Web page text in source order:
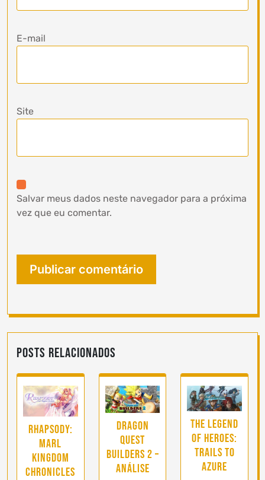
E-mail
Site
Salvar meus dados neste navegador para a próxima
vez que eu comentar.
Posts Relacionados
Rhapsody:
Marl
Kingdom
Chronicles
Dragon
Quest
Builders 2 –
Análise
The Legend
of Heroes:
Trails to
Azure